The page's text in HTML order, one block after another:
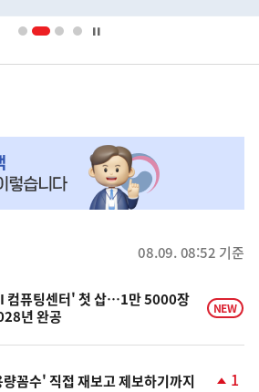
08.09. 08:52 기준
컴퓨팅센터' 첫 삽…1만 5000장
년 완공
NEW
꼼수' 직접 재보고 제보하기까지 1